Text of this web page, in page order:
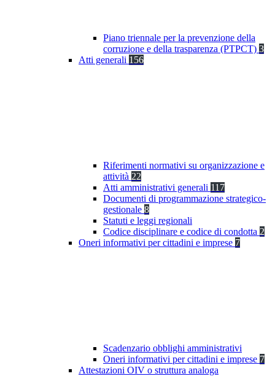
Piano triennale per la prevenzione della
corruzione e della trasparenza (PTPCT) 3
Atti generali 156
Riferimenti normativi su organizzazione e
attività 22
Atti amministrativi generali 117
Documenti di programmazione strategico-
gestionale 8
Statuti e leggi regionali
Codice disciplinare e codice di condotta 2
Oneri informativi per cittadini e imprese 7
Scadenzario obblighi amministrativi
Oneri informativi per cittadini e imprese 7
Attestazioni OIV o struttura analoga